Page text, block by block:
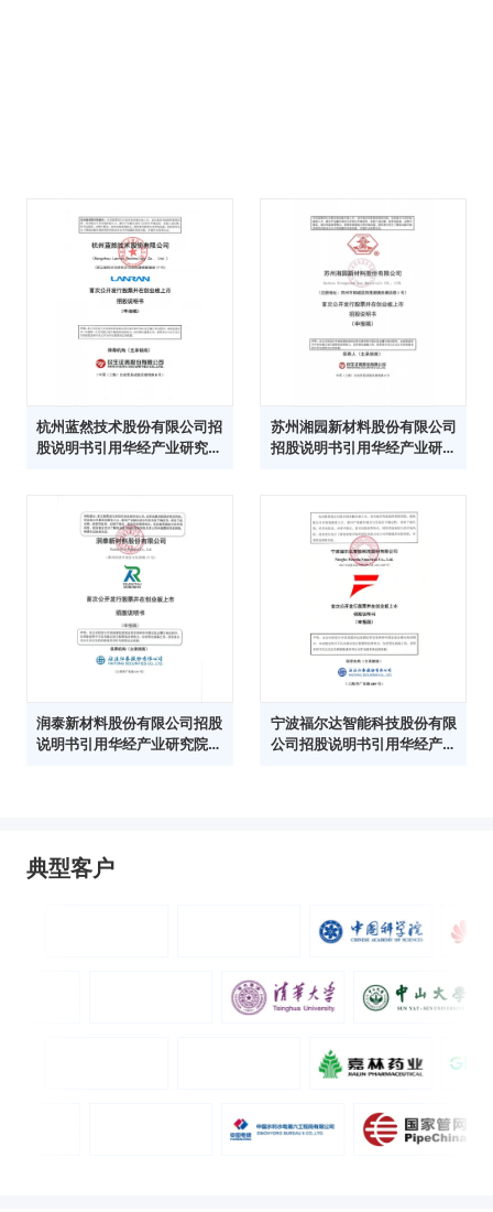
杭州蓝然技术股份有限公司招
股说明书引用华经产业研究院
苏州湘园新材料股份有限公司
招股说明书引用华经产业研究
润泰新材料股份有限公司招股
说明书引用华经产业研究院数
宁波福尔达智能科技股份有限
公司招股说明书引用华经产业
典型客户